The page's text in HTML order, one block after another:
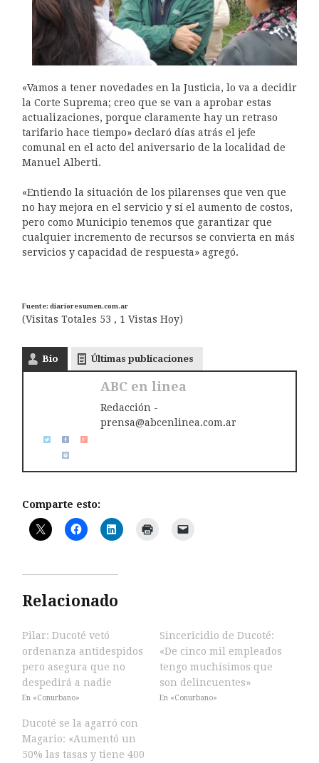
«Vamos a tener novedades en la Justicia, lo va a decidir
la Corte Suprema; creo que se van a aprobar estas
actualizaciones, porque claramente hay un retraso
tarifario hace tiempo» declaró días atrás el jefe
comunal en el acto del aniversario de la localidad de
Manuel Alberti.
«Entiendo la situación de los pilarenses que ven que
no hay mejora en el servicio y sí el aumento de costos,
pero como Municipio tenemos que garantizar que
cualquier incremento de recursos se convierta en más
servicios y capacidad de respuesta» agregó.
Fuente: diarioresumen.com.ar
(Visitas Totales 53 , 1 Vistas Hoy)
Bio Últimas publicaciones
ABC en linea
Redacción -
prensa@abcenlinea.com.ar
Comparte esto:
Relacionado
Pilar: Ducoté vetó
ordenanza antidespidos
pero asegura que no
despedirá a nadie
En «Conurbano»
Sincericidio de Ducoté:
«De cinco mil empleados
tengo muchísimos que
son delincuentes»
En «Conurbano»
Ducoté se la agarró con
Magario: «Aumentó un
50% las tasas y tiene 400